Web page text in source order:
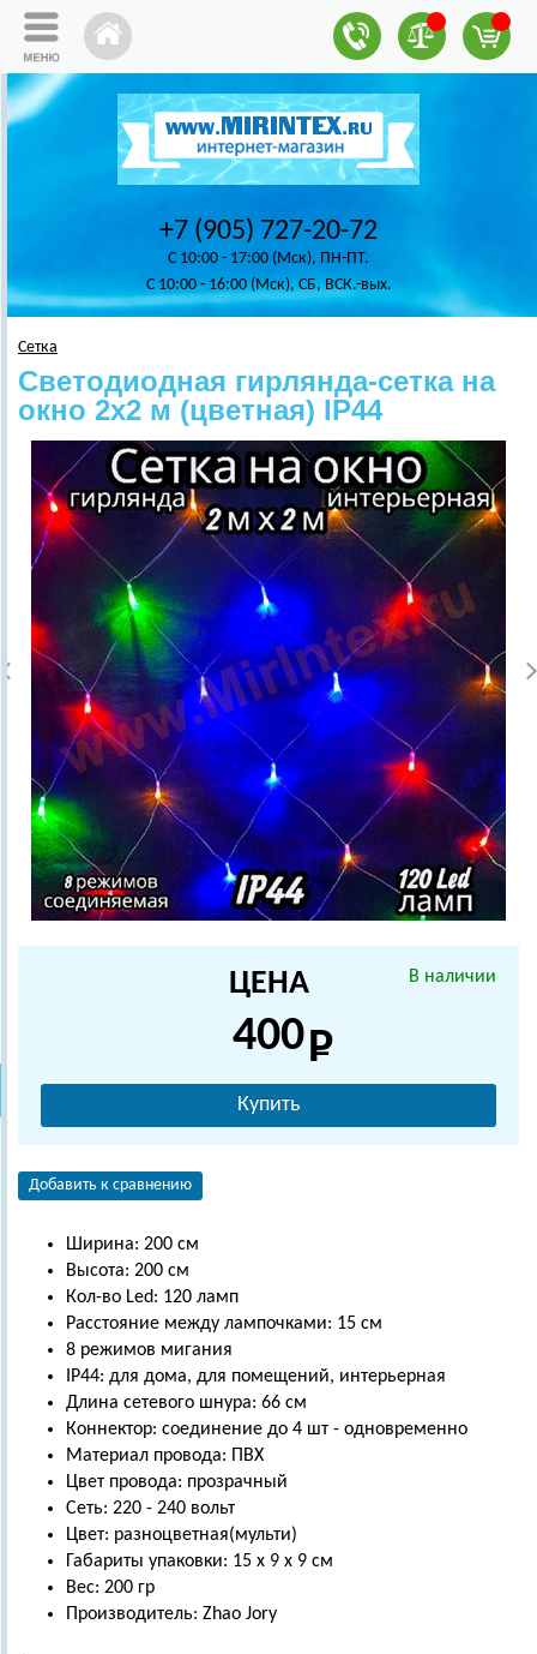
+7 (905) 727-20-72
C 10:00 - 17:00 (Мск), ПН-ПТ.
C 10:00 - 16:00 (Мск), СБ, ВСК.-вых.
Сетка
Светодиодная гирлянда‑сетка на
окно 2х2 м (цветная) IP44
В наличии
ЦЕНА
400
Купить
Добавить к сравнению
Ширина: 200 см
Высота: 200 см
Кол-во Led: 120 ламп
Расстояние между лампочками: 15 см
8 режимов мигания
IP44: для дома, для помещений, интерьерная
Длина сетевого шнура: 66 см
Коннектор: соединение до 4 шт - одновременно
Материал провода: ПВХ
Цвет провода: прозрачный
Сеть: 220 - 240 вольт
Цвет: разноцветная(мульти)
Габариты упаковки: 15 х 9 х 9 см
Вес: 200 гр
Производитель: Zhao Jory